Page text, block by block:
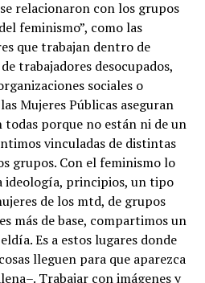
relacionaron con los grupos
feminismo”, como las
que trabajan dentro de
trabajadores desocupados,
sociales o
Mujeres Públicas aseguran
porque no están ni de un
vinculadas de distintas
grupos. Con el feminismo lo
ideología, principios, un tipo
de los mtd, de grupos
más de base, compartimos un
Es a estos lugares donde
lleguen para que aparezca
Trabajar con imágenes y